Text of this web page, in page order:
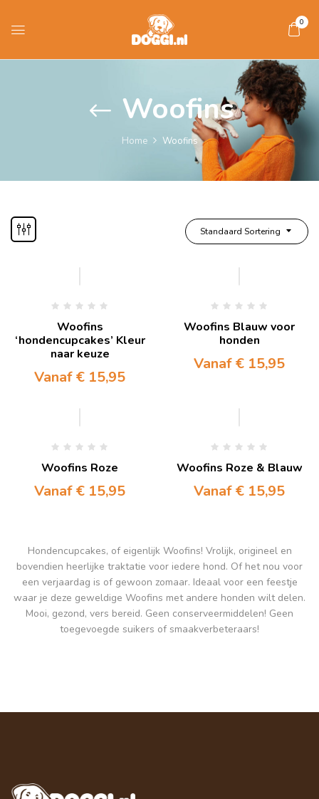
0
Woofins
Home Woofins
Standaard Sortering
Woofins
‘hondencupcakes’ Kleur
naar keuze
Vanaf€ 15,95
Woofins Blauw voor
honden
Vanaf€ 15,95
Woofins Roze
Vanaf€ 15,95
Woofins Roze & Blauw
Vanaf€ 15,95
Hondencupcakes, of eigenlijk Woofins! Vrolijk, origineel en
bovendien heerlijke traktatie voor iedere hond. Of het nou voor
een verjaardag is of gewoon zomaar. Ideaal voor een feestje
waar je deze geweldige Woofins met andere honden wilt delen.
Mooi, gezond, vers bereid. Geen conserveermiddelen! Geen
toegevoegde suikers of smaakverbeteraars!